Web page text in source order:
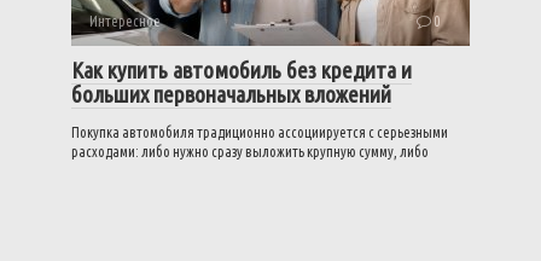
Интересное 0
Как купить автомобиль без кредита и
больших первоначальных вложений
Покупка автомобиля традиционно ассоциируется с серьезными
расходами: либо нужно сразу выложить крупную сумму, либо